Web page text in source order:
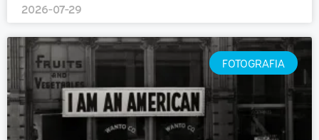
2026-07-29
FOTOGRAFIA